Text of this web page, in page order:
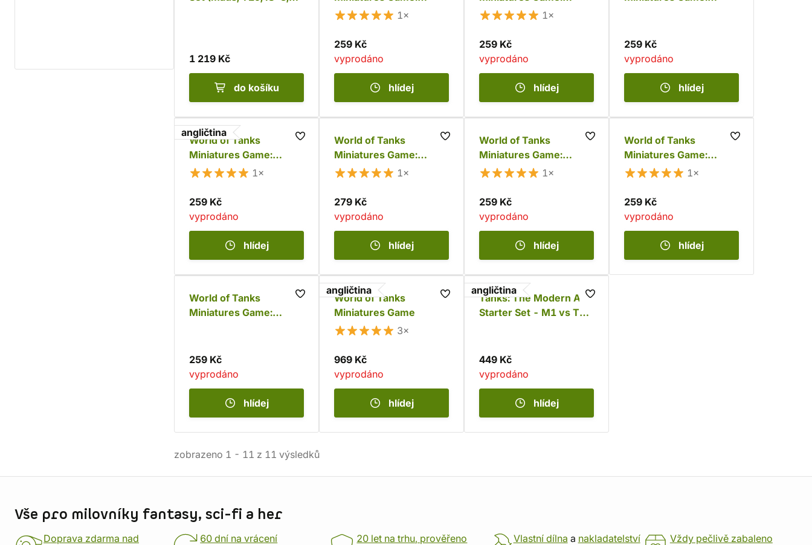
1 219 Kč
do košíku
British Cromwell
1×
259 Kč
vyprodáno
hlídej
Soviet T-34 1×
259 Kč
vyprodáno
hlídej
259 Kč
vyprodáno
hlídej
angličtina
World of Tanks
Miniatures Game:
German Panzer IV H
1×
259 Kč
vyprodáno
hlídej
World of Tanks
Miniatures Game:
British Valentine
1×
279 Kč
vyprodáno
hlídej
World of Tanks
Miniatures Game:
Soviet SU-1001×
259 Kč
vyprodáno
hlídej
World of Tanks
Miniatures Game:
American M3 Lee
1×
259 Kč
vyprodáno
hlídej
World of Tanks
Miniatures Game:
259 Kč
vyprodáno
hlídej
angličtina
World of Tanks
Miniatures Game
3×
969 Kč
vyprodáno
hlídej
angličtina
Tanks: The Modern Age
Starter Set - M1 vs T-
449 Kč
vyprodáno
hlídej
zobrazeno 1 - 11 z 11 výsledků
Vše pro milovníky fantasy, sci-fi a her
Doprava zdarma nad
60 dní na vrácení
20 let na trhu, prověřeno
Vlastní dílna a nakladatelství Vždy pečlivě zabaleno